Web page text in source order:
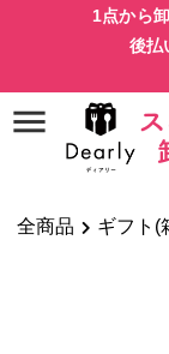
1点から
後払
全商品 ギフト(